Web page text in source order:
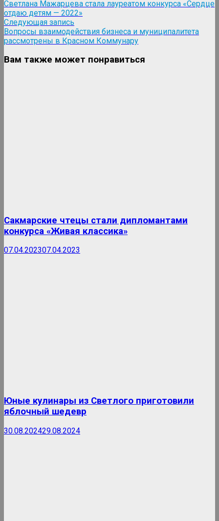
по
записям
запись:
Светлана Мажарцева стала лауреатом конкурса «Сердце
отдаю детям — 2022»
Следующая запись
запись:
Вопросы взаимодействия бизнеса и муниципалитета
рассмотрены в Красном Коммунару
Вам также может понравиться
Сакмарские чтецы стали дипломантами
конкурса «Живая классика»
07.04.202307.04.2023
Юные кулинары из Светлого приготовили
яблочный шедевр
30.08.202429.08.2024